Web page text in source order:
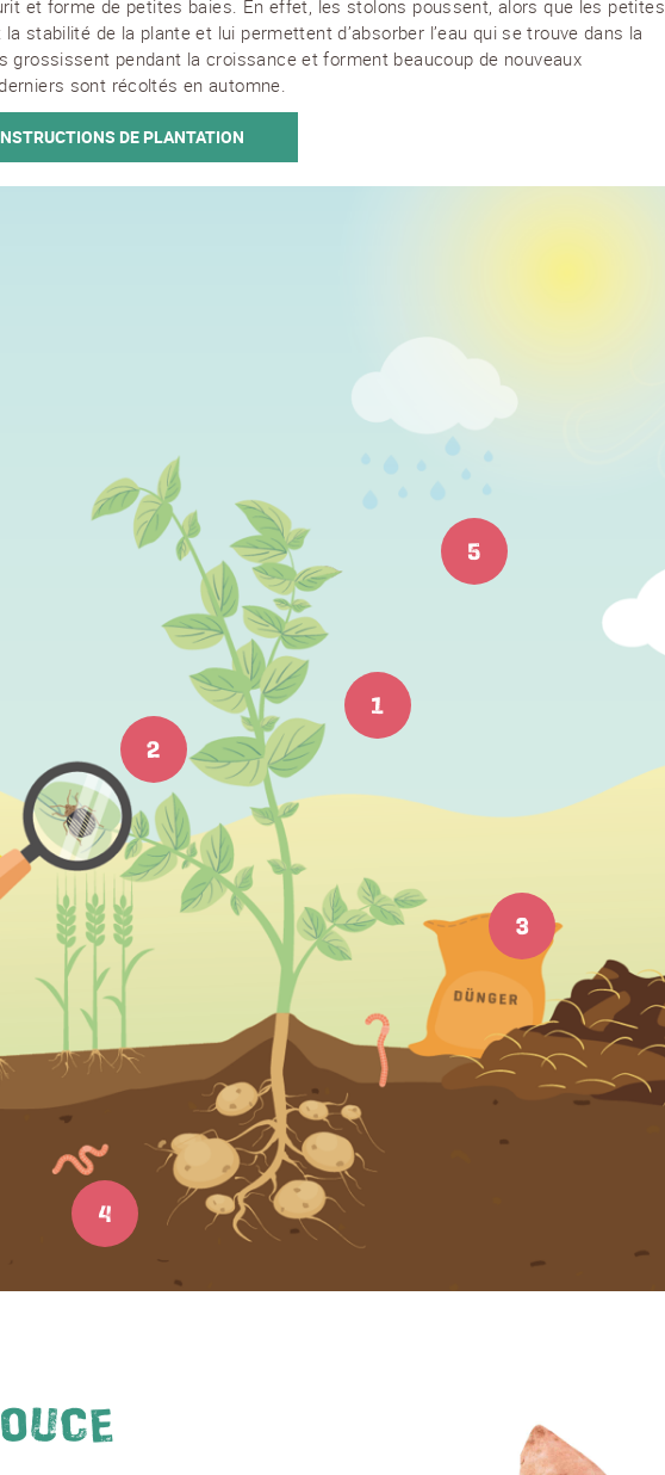
et forme de petites baies. En effet, les stolons poussent, alors que les petites
stabilité de la plante et lui permettent d’absorber l’eau qui se trouve dans la
grossissent pendant la croissance et forment beaucoup de nouveaux
sont récoltés en automne.
DE PLANTATION
1
2
3
4
5
NEWSLETTER
Inscrivez-vous et recevez 12 fois par an les nouvelles sur les
pommes de terre.
TITRE(OPTIONAL)
Veuillez choisir...
EMAIL
NOM
J'accepte les conditions générales la protection des
données *
S'ABONNER AU NEWSLETTER